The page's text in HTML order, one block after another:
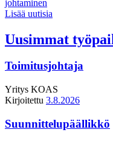
johtaminen
Lisää uutisia
Uusimmat
Toimitusjohtaja
Yritys KOAS
Kirjoitettu 3.8.2026
Suunnittelupäällikkö